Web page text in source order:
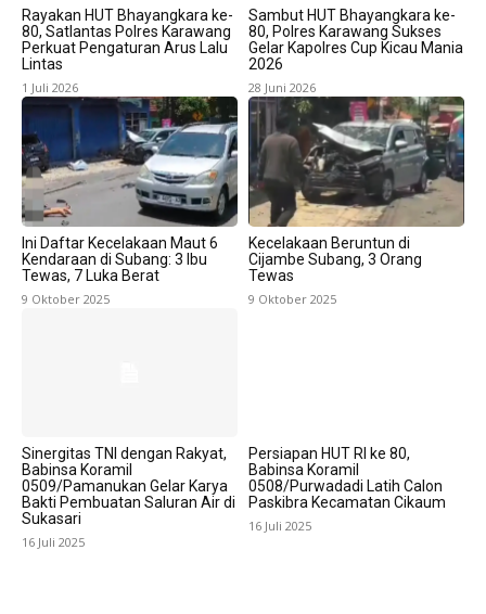
Rayakan HUT Bhayangkara ke-
80, Satlantas Polres Karawang
Perkuat Pengaturan Arus Lalu
Lintas
1 Juli 2026
Sambut HUT Bhayangkara ke-
80, Polres Karawang Sukses
Gelar Kapolres Cup Kicau Mania
2026
28 Juni 2026
Ini Daftar Kecelakaan Maut 6
Kendaraan di Subang: 3 Ibu
Tewas, 7 Luka Berat
9 Oktober 2025
Kecelakaan Beruntun di
Cijambe Subang, 3 Orang
Tewas
9 Oktober 2025
Sinergitas TNI dengan Rakyat,
Babinsa Koramil
0509/Pamanukan Gelar Karya
Bakti Pembuatan Saluran Air di
Sukasari
16 Juli 2025
Persiapan HUT RI ke 80,
Babinsa Koramil
0508/Purwadadi Latih Calon
Paskibra Kecamatan Cikaum
16 Juli 2025